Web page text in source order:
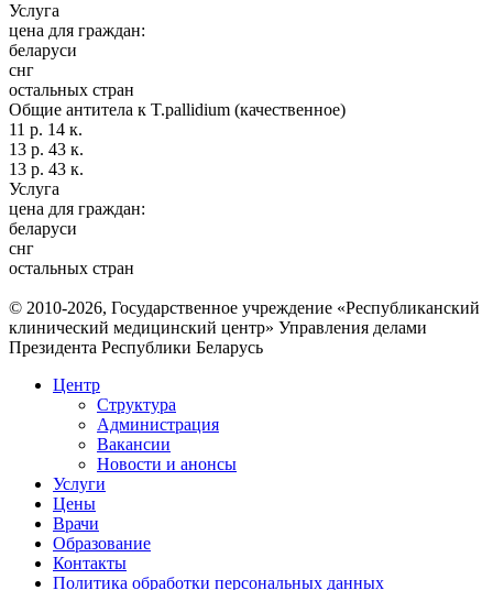
Услуга
цена для граждан:
беларуси
снг
остальных стран
Общие антитела к T.pallidium (качественное)
11 р. 14 к.
13 р. 43 к.
13 р. 43 к.
Услуга
цена для граждан:
беларуси
снг
остальных стран
© 2010-2026, Государственное учреждение «Республиканский
клинический медицинский центр» Управления делами
Президента Республики Беларусь
Центр
Структура
Администрация
Вакансии
Новости и анонсы
Услуги
Цены
Врачи
Образование
Контакты
Политика обработки персональных данных